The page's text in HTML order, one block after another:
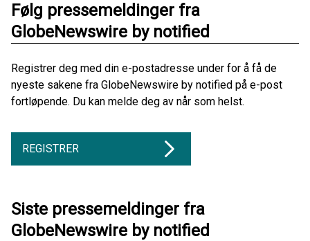
Følg pressemeldinger fra
GlobeNewswire by notified
Registrer deg med din e-postadresse under for å få de
nyeste sakene fra GlobeNewswire by notified på e-post
fortløpende. Du kan melde deg av når som helst.
REGISTRER
Siste pressemeldinger fra
GlobeNewswire by notified